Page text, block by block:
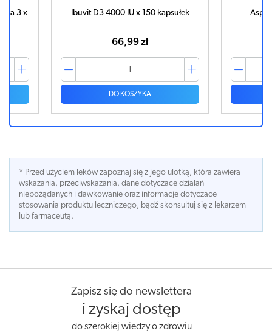
x Ibuvit D3 4000 IU x 150 kapsułek
66,99 zł
DO KOSZYKA
Aspirin
* Przed użyciem leków zapoznaj się z jego ulotką, która zawiera
wskazania, przeciwskazania, dane dotyczace działań
niepożądanych i dawkowanie oraz informacje dotyczace
stosowania produktu leczniczego, bądź skonsultuj się z lekarzem
lub farmaceutą.
Zapisz się do newslettera
i zyskaj dostęp
do szerokiej wiedzy o zdrowiu